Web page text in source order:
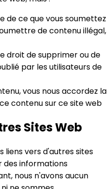
de ce que vous soumettez
de contenu illégal,
droit de supprimer ou de
par les utilisateurs de
vous nous accordez la
contenu sur ce site web
Sites Web
liens vers d'autres sites
des informations
nous n'avons aucun